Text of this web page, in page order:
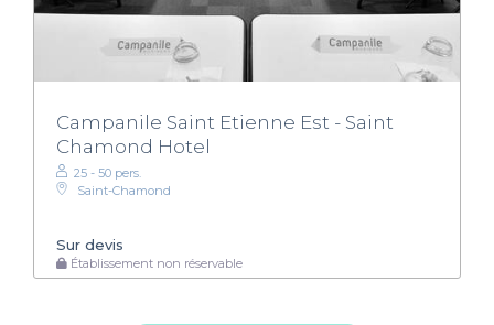
Campanile Saint Etienne Est - Saint
Chamond Hotel
25 - 50 pers.
Saint-Chamond
Sur devis
Établissement non réservable